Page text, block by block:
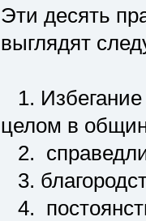
Эти десять
выглядят
1.
целом в
2.
3.
4.